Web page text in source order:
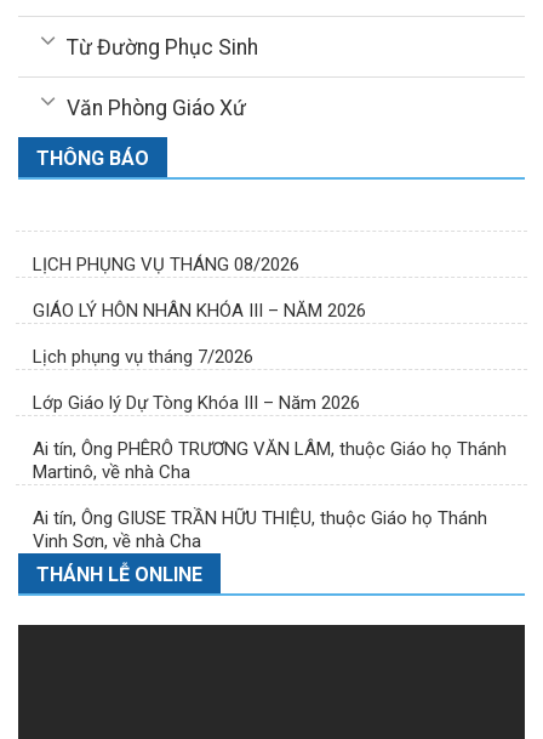
Từ Đường Phục Sinh
Văn Phòng Giáo Xứ
THÔNG BÁO
LỊCH PHỤNG VỤ THÁNG 08/2026
GIÁO LÝ HÔN NHÂN KHÓA III – NĂM 2026
Lịch phụng vụ tháng 7/2026
Lớp Giáo lý Dự Tòng Khóa III – Năm 2026
Ai tín, Ông PHÊRÔ TRƯƠNG VĂN LÂM, thuộc Giáo họ Thánh
Martinô, về nhà Cha
Ai tín, Ông GIUSE TRẦN HỮU THIỆU, thuộc Giáo họ Thánh
Vinh Sơn, về nhà Cha
THÁNH LỄ ONLINE